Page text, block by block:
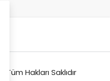
Hakları Saklıdır